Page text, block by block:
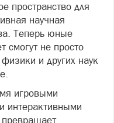
пространство для
научная
Теперь юные
смогут не просто
и других наук
игровыми
интерактивными